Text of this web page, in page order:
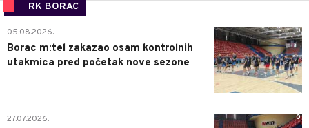
RK BORAC
0
05.08.2026.
Borac m:tel zakazao osam kontrolnih
utakmica pred početak nove sezone
0
27.07.2026.